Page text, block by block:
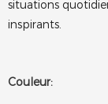
situations
inspirants.
Couleur: